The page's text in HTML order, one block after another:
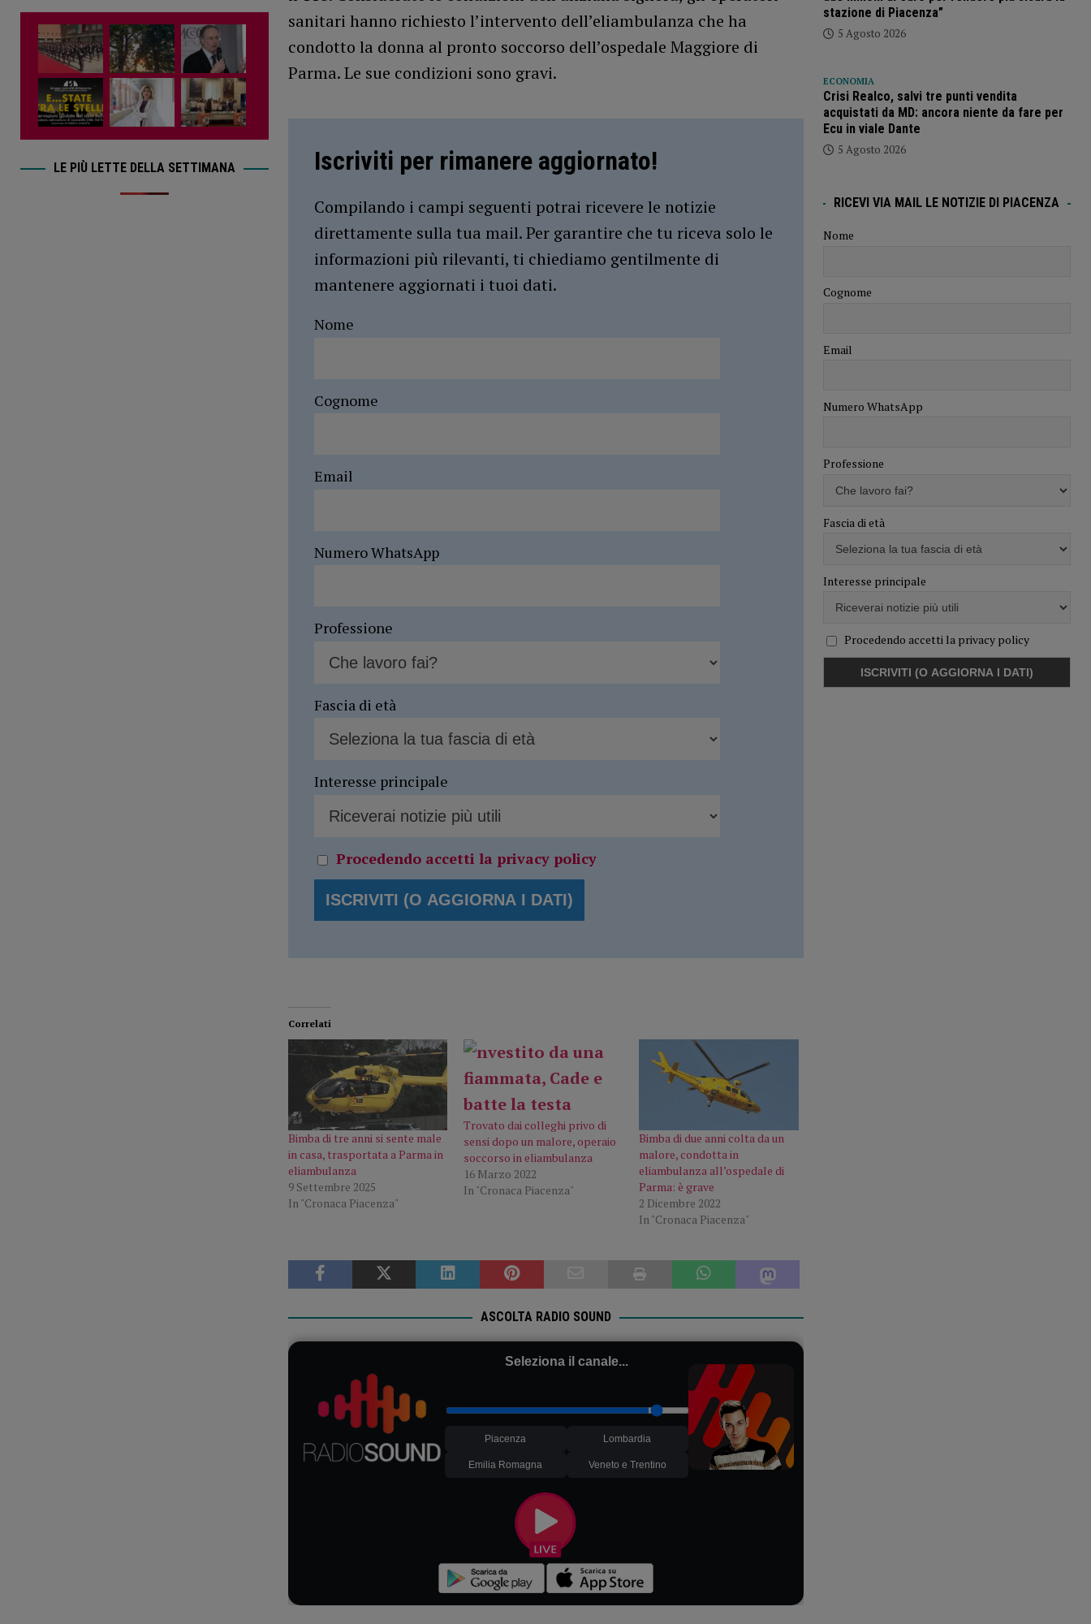
sanitari hanno richiesto l’intervento dell’eliambulanza che ha
condotto la donna al pronto soccorso dell’ospedale Maggiore di
Parma. Le sue condizioni sono gravi.
Iscriviti per rimanere aggiornato!
Compilando i campi seguenti potrai ricevere le notizie
direttamente sulla tua mail. Per garantire che tu riceva solo le
informazioni più rilevanti, ti chiediamo gentilmente di
mantenere aggiornati i tuoi dati.
Nome
Cognome
Email
Numero WhatsApp
Professione
Fascia di età
Interesse principale
Procedendo accetti la privacy policy
Correlati
Bimba di tre anni si sente male
in casa, trasportata a Parma in
eliambulanza
9 Settembre 2025
In "Cronaca Piacenza"
Trovato dai colleghi privo di
sensi dopo un malore, operaio
soccorso in eliambulanza
16 Marzo 2022
In "Cronaca Piacenza"
Bimba di due anni colta da un
malore, condotta in
eliambulanza all’ospedale di
Parma: è grave
2 Dicembre 2022
In "Cronaca Piacenza"
ASCOLTA RADIO SOUND
Seleziona il canale...
Piacenza Lombardia
Emilia Romagna Veneto e Trentino
LE PIÙ LETTE DELLA SETTIMANA
stazione di Piacenza”
5 Agosto 2026
ECONOMIA
Crisi Realco, salvi tre punti vendita
acquistati da MD: ancora niente da fare per
Ecu in viale Dante
5 Agosto 2026
RICEVI VIA MAIL LE NOTIZIE DI PIACENZA
Nome
Cognome
Email
Numero WhatsApp
Professione
Fascia di età
Interesse principale
Procedendo accetti la privacy policy